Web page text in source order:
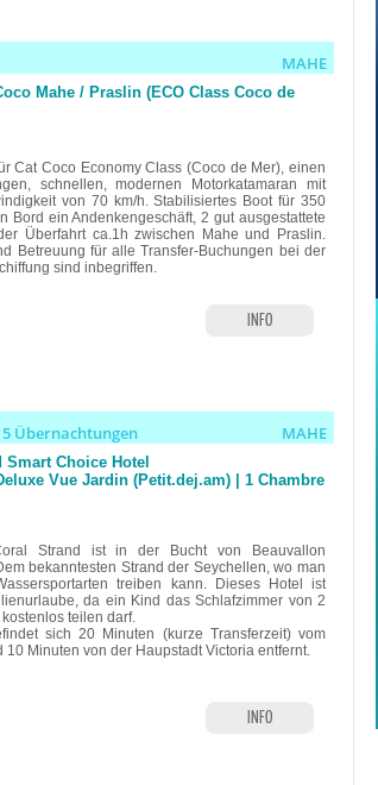
MAHE
Mahe / Praslin (ECO Class Coco de
Cat Coco Economy Class (Coco de Mer), einen
schnellen, modernen Motorkatamaran mit
von 70 km/h. Stabilisiertes Boot für 350
Bord ein Andenkengeschäft, 2 gut ausgestattete
Überfahrt ca.1h zwischen Mahe und Praslin.
Betreuung für alle Transfer-Buchungen bei der
sind inbegriffen.
INFO
Übernachtungen MAHE
Smart Choice Hotel
Vue Jardin (Petit.dej.am) | 1 Chambre
Strand ist in der Bucht von Beauvallon
bekanntesten Strand der Seychellen, wo man
treiben kann. Dieses Hotel ist
da ein Kind das Schlafzimmer von 2
teilen darf.
sich 20 Minuten (kurze Transferzeit) vom
10 Minuten von der Haupstadt Victoria entfernt.
INFO